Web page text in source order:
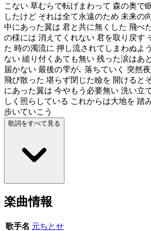
こない 草むらで転げまわって 森の奥で
したけど それは全て永遠のため 未来の
中にあった翼は 君と共に無くした 飛べ
の様には 消えてくれない 君を取り戻す
た 時の濁流に 押し流されてしまわぬよ
ない 縋り付くあても無い 残った涙はあ
届かない 最後の雫が､ 落ちていく 突然
飛び散った 堪らず閉じた瞼を 開けると
にあった翼は 今やもう必要無い 洗い立
しく照らしている これからは大地を 踏
歩いていこう
歌詞をすべて見る
楽曲情報
歌手名 元ちとせ